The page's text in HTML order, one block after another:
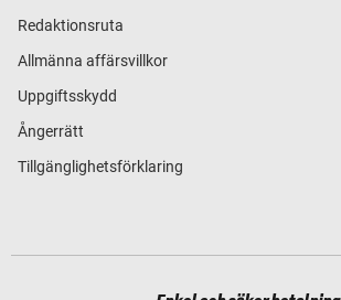
Redaktionsruta
Allmänna affärsvillkor
Uppgiftsskydd
Ångerrätt
Tillgänglighetsförklaring